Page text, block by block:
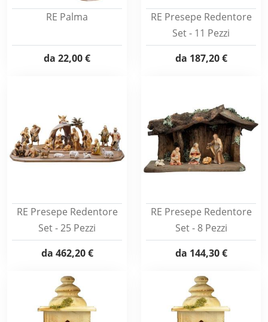
RE Palma
da 22,00 €
RE Presepe Redentore
Set - 11 Pezzi
da 187,20 €
RE Presepe Redentore
Set - 25 Pezzi
da 462,20 €
RE Presepe Redentore
Set - 8 Pezzi
da 144,30 €